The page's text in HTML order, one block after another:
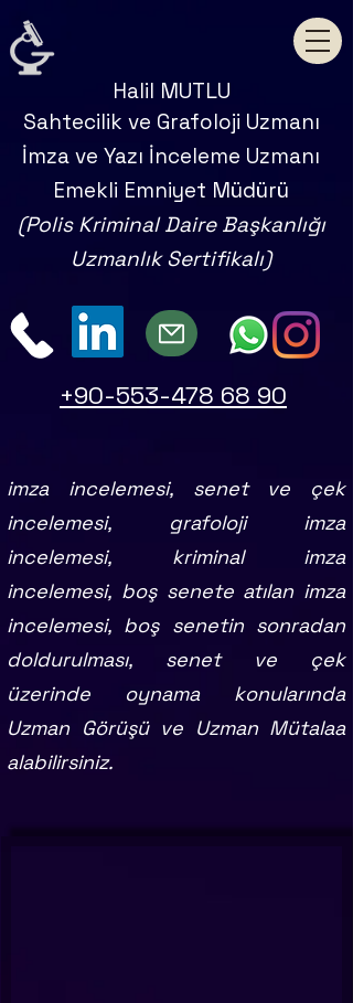
Halil MUTLU
Sahtecilik ve Grafoloji Uzmanı
İmza ve Yazı İnceleme Uzmanı
Emekli Emniyet Müdürü
(Polis Kriminal Daire Başkanlığı
Uzmanlık Sertifikalı)
+90-553-478 68 90
imza incelemesi, senet ve çek
incelemesi, grafoloji imza
incelemesi, kriminal imza
incelemesi, boş senete atılan imza
incelemesi, boş senetin sonradan
doldurulması, senet ve çek
üzerinde oynama konularında
Uzman Görüşü ve Uzman Mütalaa
alabilirsiniz.